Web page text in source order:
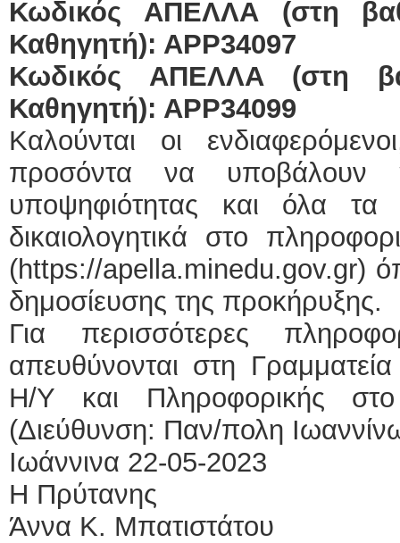
Κωδικός ΑΠΕΛΛΑ (στη
Καθηγητή): ΑΡΡ34097
Κωδικός ΑΠΕΛΛΑ (στη
Καθηγητή): ΑΡΡ34099
Καλούνται οι
προσόντα να υποβάλουν
υποψηφιότητας και όλα τα
δικαιολογητικά στο
(https://apella.minedu.gov.gr)
δημοσίευσης της προκήρυξης.
Για περισσότερες
απευθύνονται στη
Η/Υ και Πληροφορικής
(Διεύθυνση: Παν/πολη
Ιωάννινα 22-05-2023
Η Πρύτανης
Άννα Κ. Μπατιστάτου